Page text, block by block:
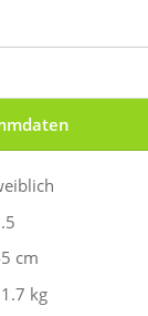
cm
kg